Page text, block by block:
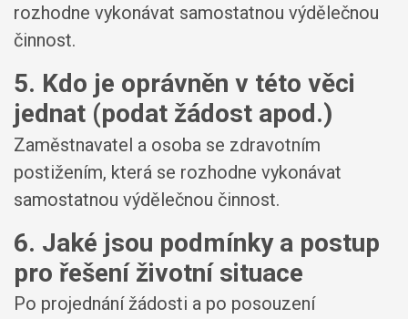
rozhodne vykonávat samostatnou výdělečnou
činnost.
5. Kdo je oprávněn v této věci
jednat (podat žádost apod.)
Zaměstnavatel a osoba se zdravotním
postižením, která se rozhodne vykonávat
samostatnou výdělečnou činnost.
6. Jaké jsou podmínky a postup
pro řešení životní situace
Po projednání žádosti a po posouzení